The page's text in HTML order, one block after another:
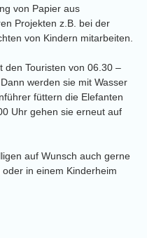
von Papier aus
Projekten z.B. bei der
von Kindern mitarbeiten.
den Touristen von 06.30 –
werden sie mit Wasser
füttern die Elefanten
Uhr gehen sie erneut auf
auf Wunsch auch gerne
in einem Kinderheim